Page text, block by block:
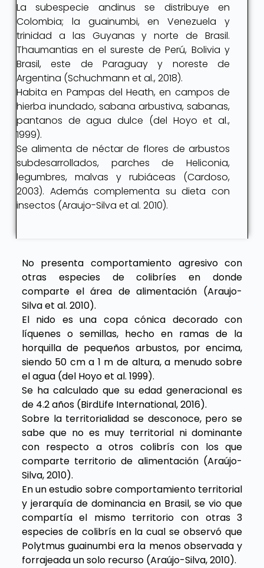
La subespecie andinus se distribuye en
Colombia; la guainumbi, en Venezuela y
trinidad a las Guyanas y norte de Brasil.
Thaumantias en el sureste de Perú, Bolivia y
Brasil, este de Paraguay y noreste de
Argentina (Schuchmann et al., 2018).
Habita en Pampas del Heath, en campos de
hierba inundado, sabana arbustiva, sabanas,
pantanos de agua dulce (del Hoyo et al.,
1999).
Se alimenta de néctar de flores de arbustos
subdesarrollados, parches de Heliconia,
legumbres, malvas y rubiáceas (Cardoso,
2003). Además complementa su dieta con
insectos (Araujo-Silva et al. 2010).
No presenta comportamiento agresivo con
otras especies de colibríes en donde
comparte el área de alimentación (Araujo-
Silva et al. 2010).
El nido es una copa cónica decorado con
líquenes o semillas, hecho en ramas de la
horquilla de pequeños arbustos, por encima,
siendo 50 cm a 1 m de altura, a menudo sobre
el agua (del Hoyo et al. 1999).
Se ha calculado que su edad generacional es
de 4.2 años (BirdLife International, 2016).
Sobre la territorialidad se desconoce, pero se
sabe que no es muy territorial ni dominante
con respecto a otros colibrís con los que
comparte territorio de alimentación (Araújo-
Silva, 2010).
En un estudio sobre comportamiento territorial
y jerarquía de dominancia en Brasil, se vio que
compartía el mismo territorio con otras 3
especies de colibrís en la cual se observó que
Polytmus guainumbi era la menos observada y
forrajeada un solo recurso (Araújo-Silva, 2010).